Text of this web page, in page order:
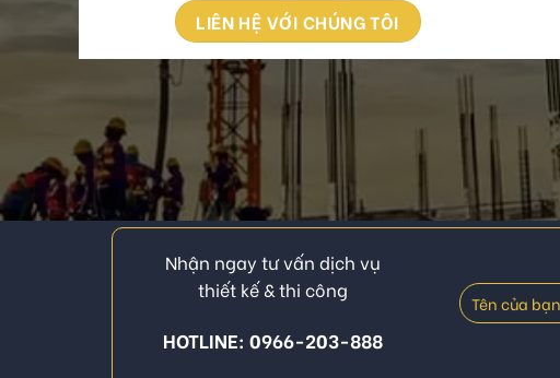
LIÊN HỆ VỚI CHÚNG TÔI
Nhận ngay tư vấn dịch vụ
thiết kế & thi công
HOTLINE: 0966-203-888